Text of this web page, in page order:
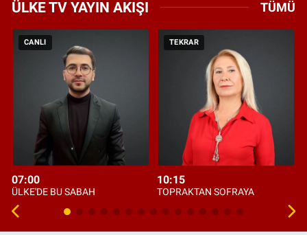
ÜLKE TV YAYIN AKIŞI TÜMÜ
CANLI
07:00
ÜLKE'DE BU SABAH
TEKRAR
10:15
TOPRAKTAN SOFRAYA